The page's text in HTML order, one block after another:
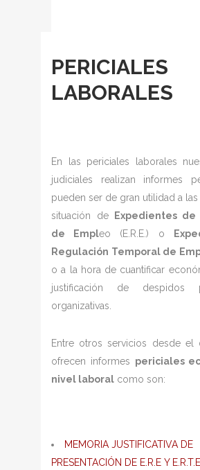
PERICIALES
LABORALES
En las periciales laborales
judiciales realizan informes
pueden ser de gran utilidad a
situación deExpedientes de
de Empleo (E.R.E.) o
Regulación Temporal de
o a la hora de cuantificar
justificación de despidos
organizativas.
Entre otros servicios desde el
ofrecen informes periciales
nivel laboral como son:
MEMORIA JUSTIFICATIVA DE
PRESENTACIÓN DE E.R.E Y E.R.T.E.